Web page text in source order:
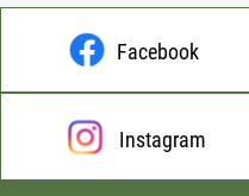
Facebook
Instagram